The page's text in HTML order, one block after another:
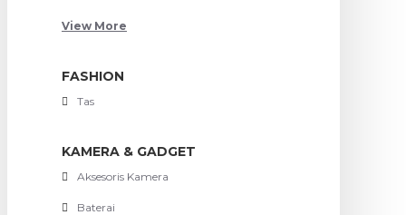
View More
FASHION
Tas
KAMERA & GADGET
Aksesoris Kamera
Baterai